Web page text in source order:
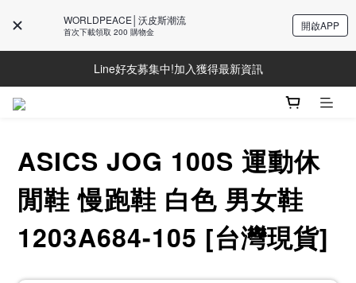
WORLDPEACE│沃皮斯潮流
首次下載領取 200 購物金 開啟APP
Line好友募集中!加入獲得最新資訊
Line好友募集中!加入獲得最新資訊
防詐騙提醒!請勿聽從不明來電操作ATM與提供個人資訊
ASICS JOG 100S 運動休
閒鞋 慢跑鞋 白色 男女鞋
1203A684-105 [台灣現貨]